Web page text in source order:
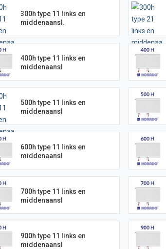
300h type 11 links en
middenaansl.
400h type 11 links en
middenaansl
500h type 11 links en
middenaansl
600h type 11 links en
middenaansl
700h type 11 links en
middenaansl
900h type 11 links en
middenaansl